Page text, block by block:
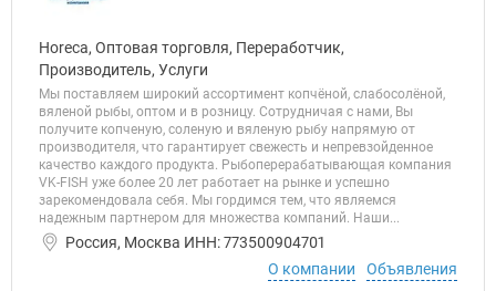
Horeca, Оптовая торговля, Переработчик,
Производитель, Услуги
Мы поставляем широкий ассортимент копчёной, слабосолёной,
вяленой рыбы, оптом и в розницу. Сотрудничая с нами, Вы
получите копченую, соленую и вяленую рыбу напрямую от
производителя, что гарантирует свежесть и непревзойденное
качество каждого продукта. Рыбоперерабатывающая компания
VK-FISH уже более 20 лет работает на рынке и успешно
зарекомендовала себя. Мы гордимся тем, что являемся
надежным партнером для множества компаний. Наши...
Россия, Москва ИНН: 773500904701
О компании
Объявления